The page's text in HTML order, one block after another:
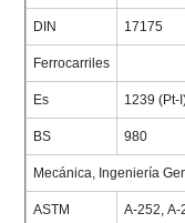
DIN 17175
Ferrocarriles
Es 1239 (Pt-
BS 980
Mecánica, Ingeniería
ASTM A-252, A-